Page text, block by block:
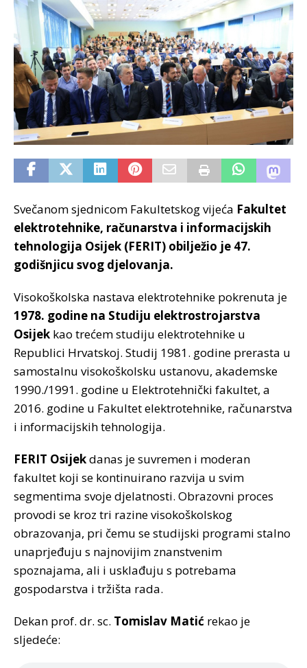
Svečanom sjednicom Fakultetskog vijeća Fakultet
elektrotehnike, računarstva i informacijskih
tehnologija Osijek (FERIT) obilježio je 47.
godišnjicu svog djelovanja.
Visokoškolska nastava elektrotehnike pokrenuta je
1978. godine na Studiju elektrostrojarstva
Osijek kao trećem studiju elektrotehnike u
Republici Hrvatskoj. Studij 1981. godine prerasta u
samostalnu visokoškolsku ustanovu, akademske
1990./1991. godine u Elektrotehnički fakultet, a
2016. godine u Fakultet elektrotehnike, računarstva
i informacijskih tehnologija.
FERIT Osijekdanas je suvremen i moderan
fakultet koji se kontinuirano razvija u svim
segmentima svoje djelatnosti. Obrazovni proces
provodi se kroz tri razine visokoškolskog
obrazovanja, pri čemu se studijski programi stalno
unaprjeđuju s najnovijim znanstvenim
spoznajama, ali i usklađuju s potrebama
gospodarstva i tržišta rada.
Dekan prof. dr. sc. Tomislav Matić rekao je
sljedeće: